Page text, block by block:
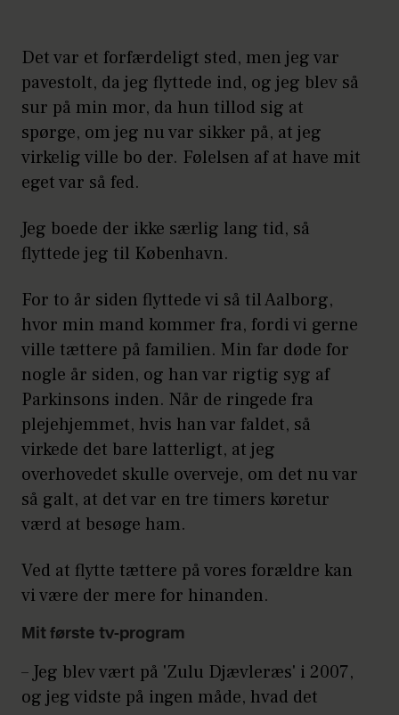
Det var et forfærdeligt sted, men jeg var
pavestolt, da jeg flyttede ind, og jeg blev så
sur på min mor, da hun tillod sig at
spørge, om jeg nu var sikker på, at jeg
virkelig ville bo der. Følelsen af at have mit
eget var så fed.
Jeg boede der ikke særlig lang tid, så
flyttede jeg til København.
For to år siden flyttede vi så til Aalborg,
hvor min mand kommer fra, fordi vi gerne
ville tættere på familien. Min far døde for
nogle år siden, og han var rigtig syg af
Parkinsons inden. Når de ringede fra
plejehjemmet, hvis han var faldet, så
virkede det bare latterligt, at jeg
overhovedet skulle overveje, om det nu var
så galt, at det var en tre timers køretur
værd at besøge ham.
Ved at flytte tættere på vores forældre kan
vi være der mere for hinanden.
Mit første tv-program
– Jeg blev vært på 'Zulu Djævleræs' i 2007,
og jeg vidste på ingen måde, hvad det